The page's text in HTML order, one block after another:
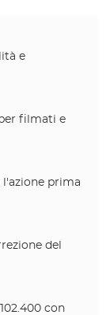
e
filmati e
prima
del
con